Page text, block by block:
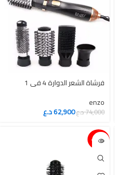
enzo
74,000د.ع62,900د.ع
15%-